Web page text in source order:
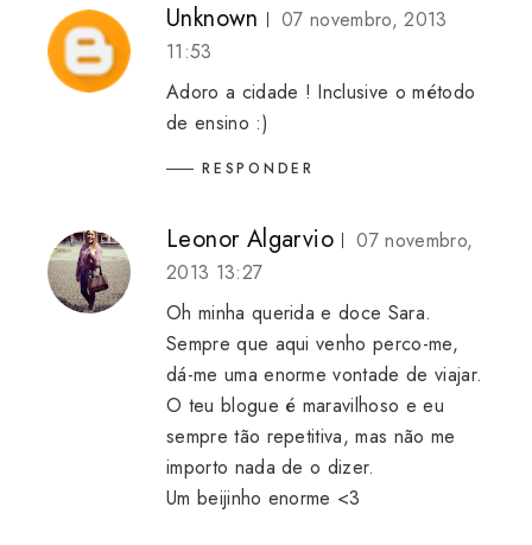
Unknown
07 novembro, 2013
11:53
Adoro a cidade ! Inclusive o método
de ensino :)
RESPONDER
Leonor Algarvio
07 novembro,
2013 13:27
Oh minha querida e doce Sara.
Sempre que aqui venho perco-me,
dá-me uma enorme vontade de viajar.
O teu blogue é maravilhoso e eu
sempre tão repetitiva, mas não me
importo nada de o dizer.
Um beijinho enorme <3